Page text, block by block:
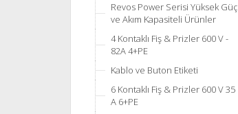
Revos Power Serisi Yüksek Güç
ve Akım Kapasiteli Ürünler
4 Kontaklı Fiş & Prizler 600 V -
82A 4+PE
Kablo ve Buton Etiketi
6 Kontaklı Fiş & Prizler 600 V 35
A 6+PE